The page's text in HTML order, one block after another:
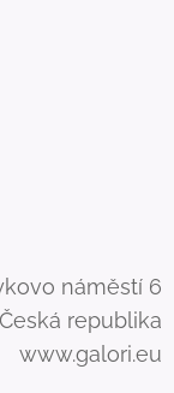
náměstí 6
republika
www.galori.eu